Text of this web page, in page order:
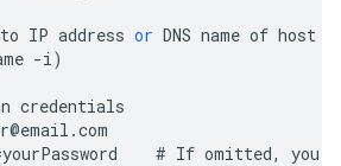
to IP address or DNS name of host
-i)
credentials
@email .com
yourPassword # If omitted, you